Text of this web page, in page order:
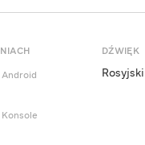
Android
Konsole
DŹWIĘK
Rosyjski